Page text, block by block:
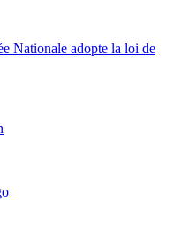
Nationale adopte la loi de